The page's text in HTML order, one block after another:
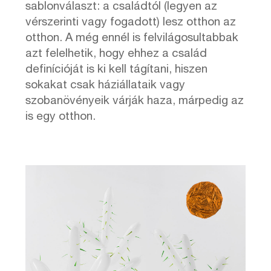
sablonválaszt: a családtól (legyen az
vérszerinti vagy fogadott) lesz otthon az
otthon. A még ennél is felvilágosultabbak
azt felelhetik, hogy ehhez a család
definícióját is ki kell tágítani, hiszen
sokakat csak háziállataik vagy
szobanövényeik várják haza, márpedig az
is egy otthon.